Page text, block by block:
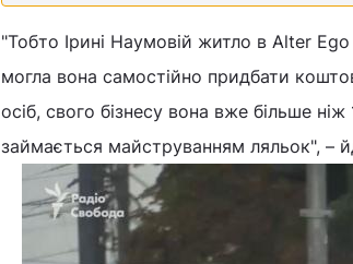
"Тобто Ірині Наумовій житло в Alter
могла вона самостійно придбати
осіб, свого бізнесу вона вже більше
займається майструванням ляльок", –